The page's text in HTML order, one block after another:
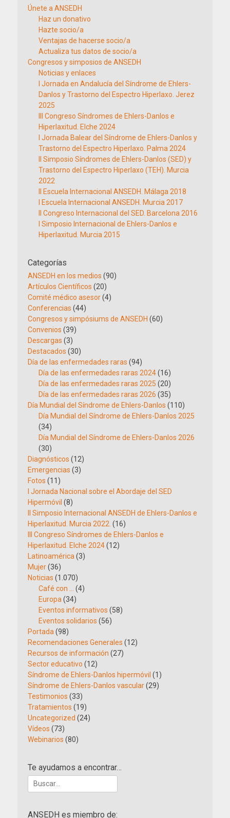
Únete a ANSEDH
Haz un donativo
Hazte socio/a
Ventajas de hacerse socio/a
Actualiza tus datos de socio/a
Congresos y simposios de ANSEDH
Noticias y enlaces
I Jornada en Andalucía del Síndrome de Ehlers-
Danlos y Trastorno del Espectro Hiperlaxo. Jerez
2025
III Congreso Síndromes de Ehlers-Danlos e
Hiperlaxitud. Elche 2024
I Jornada Balear del Síndrome de Ehlers-Danlos y
Trastorno del Espectro Hiperlaxo. Palma 2024
II Simposio Síndromes de Ehlers-Danlos (SED) y
Trastorno del Espectro Hiperlaxo (TEH). Murcia
2022
II Escuela Internacional ANSEDH. Málaga 2018
I Escuela Internacional ANSEDH. Murcia 2017
II Congreso Internacional del SED. Barcelona 2016
I Simposio Internacional de Ehlers-Danlos e
Hiperlaxitud. Murcia 2015
Categorías
ANSEDH en los medios (90)
Artículos Científicos (20)
Comité médico asesor(4)
Conferencias (44)
Congresos y simpósiums de ANSEDH (60)
Convenios (39)
Descargas (3)
Destacados (30)
Día de las enfermedades raras (94)
Día de las enfermedades raras 2024(16)
Día de las enfermedades raras 2025 (20)
Día de las enfermedades raras 2026 (35)
Día Mundial del Síndrome de Ehlers-Danlos (110)
Día Mundial del Síndrome de Ehlers-Danlos 2025
(34)
Día Mundial del Síndrome de Ehlers-Danlos 2026
(30)
Diagnósticos (12)
Emergencias (3)
Fotos (11)
I Jornada Nacional sobre el Abordaje del SED
Hipermóvil (8)
II Simposio Internacional ANSEDH de Ehlers-Danlos e
Hiperlaxitud. Murcia 2022. (16)
III Congreso Síndromes de Ehlers-Danlos e
Hiperlaxitud. Elche 2024(12)
Latinoamérica (3)
Mujer(36)
Noticias (1.070)
Café con …
(4)
Europa (34)
Eventos informativos (58)
Eventos solidarios (56)
Portada (98)
Recomendaciones Generales (12)
Recursos de información (27)
Sector educativo (12)
Síndrome de Ehlers-Danlos hipermóvil (1)
Síndrome de Ehlers-Danlos vascular(29)
Testimonios (33)
Tratamientos (19)
Uncategorized (24)
Vídeos (73)
Webinarios (80)
Te ayudamos a encontrar…
Buscar:
ANSEDH es miembro de: